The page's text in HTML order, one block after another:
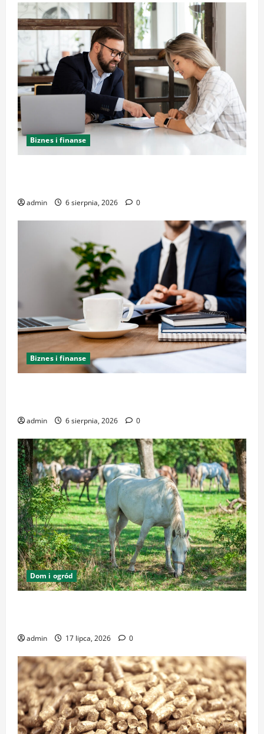
Biznes i finanse
admin 6 sierpnia, 2026 0
Biznes i finanse
admin 6 sierpnia, 2026 0
Dom i ogród
admin 17 lipca, 2026 0